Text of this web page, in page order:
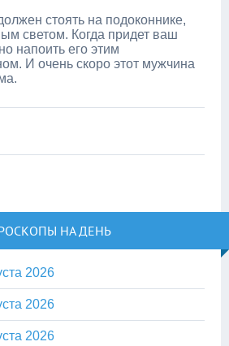
стоять на подоконнике,
светом. Когда придет ваш
напоить его этим
И очень скоро этот мужчина
НА ДЕНЬ
2026
2026
2026